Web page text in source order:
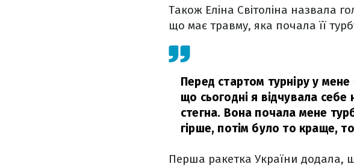
Також Еліна Світоліна назвала
що має травму, яка почала її
Перед стартом турніру у
що сьогодні я відчувала
стегна. Вона почала мене
гірше, потім було то краще,
Перша ракетка України додала,